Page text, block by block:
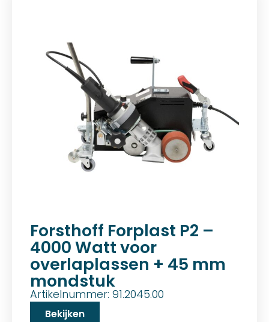
Forsthoff Forplast P2 –
4000 Watt voor
overlaplassen + 45 mm
mondstuk
Artikelnummer: 91.2045.00
Bekijken